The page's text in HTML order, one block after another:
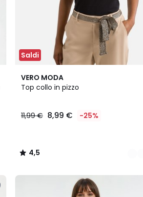
Saldi
VERO MODA
Top collo in pizzo
11,99 € 8,99 € -25%
4,5
/ 5
2
Colori
4,5
/